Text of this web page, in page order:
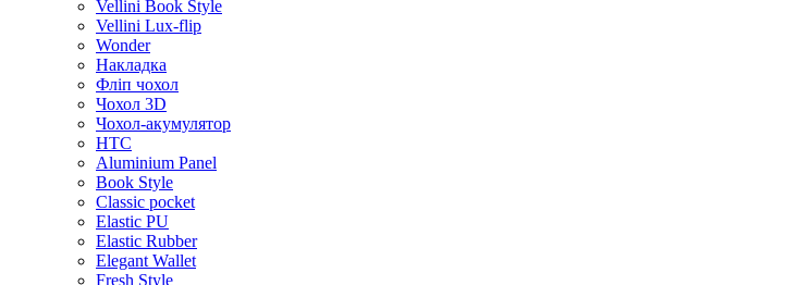
Vellini Book Style
Vellini Lux-flip
Wonder
Накладка
Фліп чохол
Чохол 3D
Чохол-акумулятор
HTC
Aluminium Panel
Book Style
Classic pocket
Elastic PU
Elastic Rubber
Elegant Wallet
Fresh Style